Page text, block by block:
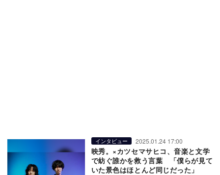
インタビュー 2025.01.24 17:00
映秀。×カツセマサヒコ、音楽と文学
で紡ぐ誰かを救う言葉 「僕らが見て
いた景色はほとんど同じだった」